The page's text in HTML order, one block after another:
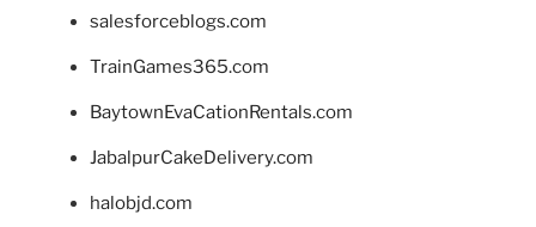
salesforceblogs.com
TrainGames365.com
BaytownEvaCationRentals.com
JabalpurCakeDelivery.com
halobjd.com